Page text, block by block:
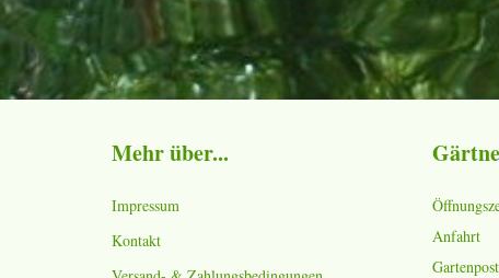
Mehr über...
Impressum
Kontakt
Anfahrt
Gartenpost